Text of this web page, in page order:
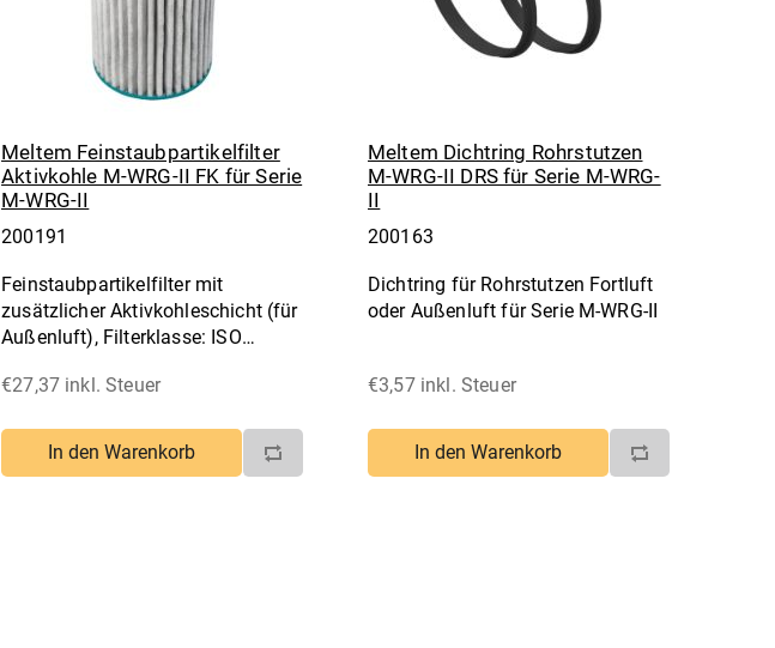
Meltem Feinstaubpartikelfilter
Aktivkohle M-WRG-II FK für Serie
M-WRG-II
200191
Feinstaubpartikelfilter mit
zusätzlicher Aktivkohleschicht (für
Außenluft), Filterklasse: ISO
€27,37 inkl. Steuer
In den Warenkorb
Meltem Dichtring Rohrstutzen
M-WRG-II DRS für Serie M-WRG-
II
200163
Dichtring für Rohrstutzen Fortluft
oder Außenluft für Serie M-WRG-II
€3,57 inkl. Steuer
In den Warenkorb